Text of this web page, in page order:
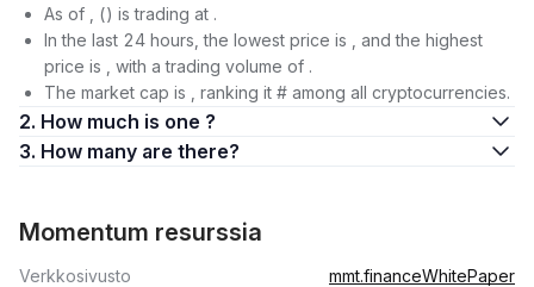
As of , () is trading at .
In the last 24 hours, the lowest price is , and the highest
price is , with a trading volume of .
The market cap is , ranking it # among all cryptocurrencies.
2. How much is one ?
3. How many are there?
Momentum resurssia
Verkkosivusto mmt.financeWhitePaper